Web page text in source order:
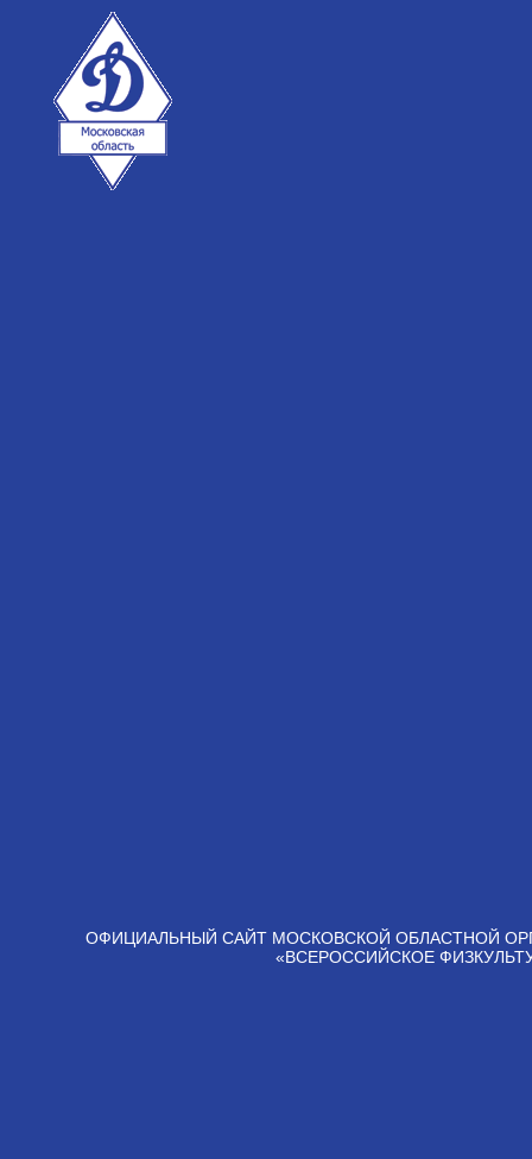
ОФИЦИАЛЬНЫЙ САЙТ МОСКОВСКОЙ ОБЛАСТНОЙ
«ВСЕРОССИЙСКОЕ